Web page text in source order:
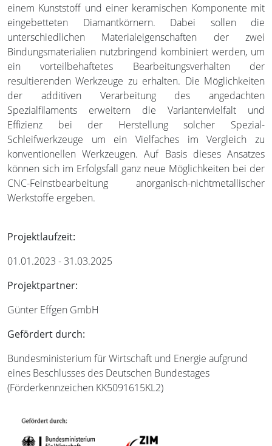
einem Kunststoff und einer keramischen Komponente mit
eingebetteten Diamantkörnern. Dabei sollen die
unterschiedlichen Materialeigenschaften der zwei
Bindungsmaterialien nutzbringend kombiniert werden, um
ein vorteilbehaftetes Bearbeitungsverhalten der
resultierenden Werkzeuge zu erhalten. Die Möglichkeiten
der additiven Verarbeitung des angedachten
Spezialfilaments erweitern die Variantenvielfalt und
Effizienz bei der Herstellung solcher Spezial-
Schleifwerkzeuge um ein Vielfaches im Vergleich zu
konventionellen Werkzeugen. Auf Basis dieses Ansatzes
können sich im Erfolgsfall ganz neue Möglichkeiten bei der
CNC-Feinstbearbeitung anorganisch-nichtmetallischer
Werkstoffe ergeben.
Projektlaufzeit:
01.01.2023 - 31.03.2025
Projektpartner:
Günter Effgen GmbH
Gefördert durch:
Bundesministerium für Wirtschaft und Energie aufgrund
eines Beschlusses des Deutschen Bundestages
(Förderkennzeichen KK5091615KL2)